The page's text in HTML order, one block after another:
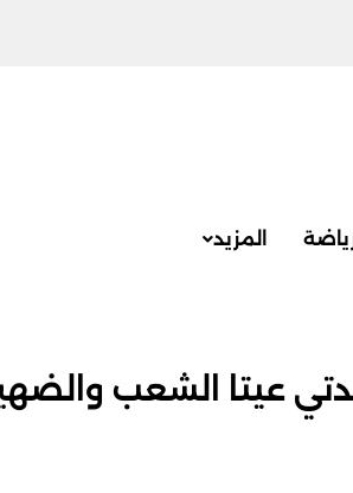
المزيد
عيتا الشعب